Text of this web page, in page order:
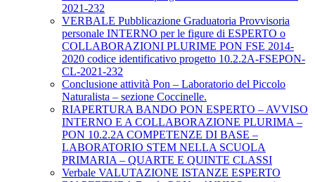
2021-232
VERBALE Pubblicazione Graduatoria Provvisoria
personale INTERNO per le figure di ESPERTO o
COLLABORAZIONI PLURIME PON FSE 2014-
2020 codice identificativo progetto 10.2.2A-FSEPON-
CL-2021-232
Conclusione attività Pon – Laboratorio del Piccolo
Naturalista – sezione Coccinelle.
RIAPERTURA BANDO PON ESPERTO – AVVISO
INTERNO E A COLLABORAZIONE PLURIMA –
PON 10.2.2A COMPETENZE DI BASE –
LABORATORIO STEM NELLA SCUOLA
PRIMARIA – QUARTE E QUINTE CLASSI
Verbale VALUTAZIONE ISTANZE ESPERTO